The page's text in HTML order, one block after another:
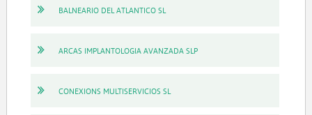
BALNEARIO DEL ATLANTICO SL
ARCAS IMPLANTOLOGIA AVANZADA SLP
CONEXIONS MULTISERVICIOS SL